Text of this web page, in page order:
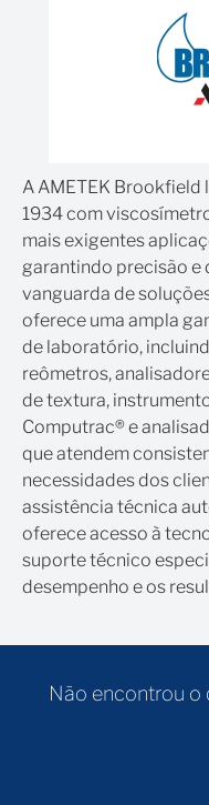
A AMETEK
1934 com
mais exigentes
garantindo precisão e
vanguarda de
oferece uma ampla
de laboratório,
reômetros,
de textura,
Computrac® e
que atendem
necessidades dos
assistência técnica
oferece acesso à
suporte técnico
desempenho e os
Não encontrou o